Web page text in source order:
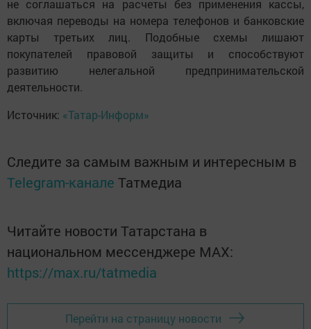
не соглашаться на расчеты без применения кассы,
включая переводы на номера телефонов и банковские
карты третьих лиц. Подобные схемы лишают
покупателей правовой защиты и способствуют
развитию нелегальной предпринимательской
деятельности.
Источник: «Татар-Информ»
Следите за самым важным и интересным в
Telegram-канале Татмедиа
Читайте новости Татарстана в
национальном мессенджере MАХ:
https://max.ru/tatmedia
Перейти на страницу новости